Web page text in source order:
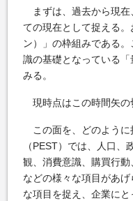
まずは、過去から現在
ての現在として捉える
ン）」の枠組みである
識の基礎となっている
みる。
現時点はこの時間矢の
この面を、どのように
（PEST）では、人口
観、消費意識、購買行
などの様々な項目があ
な項目を捉え、企業に